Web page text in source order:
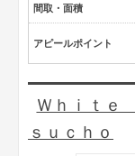
間取・面積
アピールポイント
Ｗｈｉｔｅ
ｓｕｃｈｏ